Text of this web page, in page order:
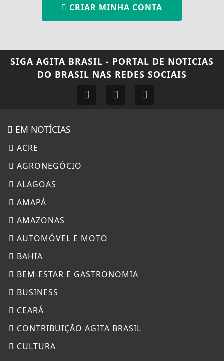
CRIAR MINHA CONTA
SIGA AGITA BRASIL - PORTAL DE NOTICIAS
DO BRASIL NAS REDES SOCIAIS
EM NOTÍCIAS
ACRE
AGRONEGÓCIO
ALAGOAS
AMAPÁ
AMAZONAS
AUTOMÓVEL E MOTO
BAHIA
BEM-ESTAR E GASTRONOMIA
BUSINESS
CEARÁ
CONTRIBUIÇÃO AGITA BRASIL
CULTURA